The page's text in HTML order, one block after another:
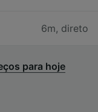
6m, direto
para hoje